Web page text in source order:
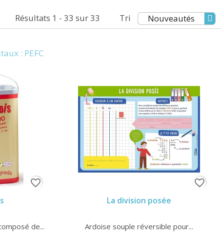
Résultats 1 - 33 sur 33 Tri Nouveautés
: PEFC
de...
favorite_border
La division posée
Ardoise souple réversible pour...
favorite_border